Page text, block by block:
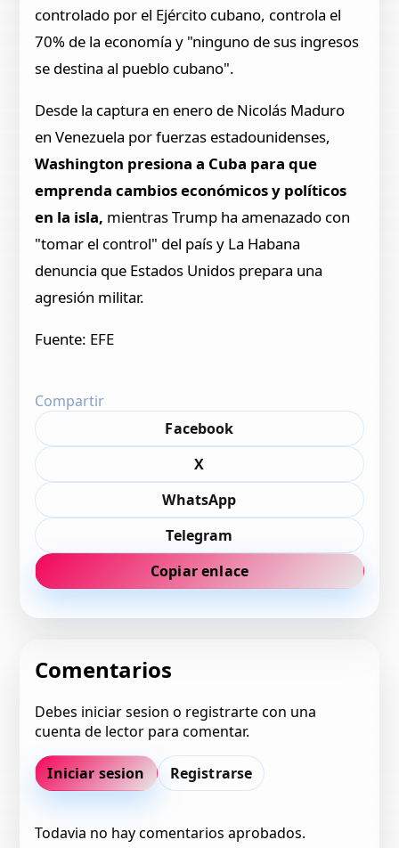
controlado por el Ejército cubano, controla el
70% de la economía y "ninguno de sus ingresos
se destina al pueblo cubano".
Desde la captura en enero de Nicolás Maduro
en Venezuela por fuerzas estadounidenses,
Washington presiona a Cuba para que
emprenda cambios económicos y políticos
en la isla, mientras Trump ha amenazado con
"tomar el control" del país y La Habana
denuncia que Estados Unidos prepara una
agresión militar.
Fuente: EFE
Compartir
Facebook
X
WhatsApp
Telegram
Copiar enlace
Comentarios
Debes iniciar sesion o registrarte con una
cuenta de lector para comentar.
Iniciar sesion Registrarse
Todavia no hay comentarios aprobados.